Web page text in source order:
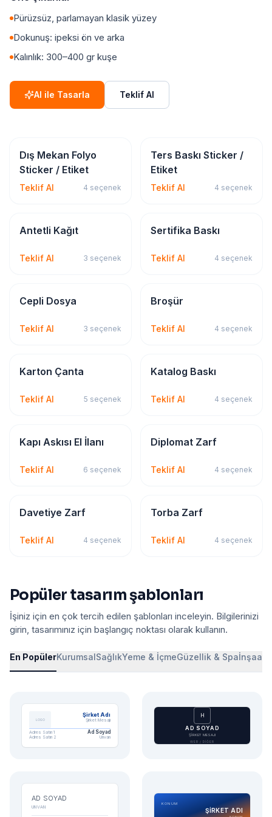
Pürüzsüz, parlamayan klasik yüzey
Dokunuş: ipeksi ön ve arka
Kalınlık: 300–400 gr kuşe
AI ile Tasarla Teklif Al
Sticker & Etiket
Dış Mekan Folyo
Sticker / Etiket
Teklif Al 4 seçenek
Sticker & Etiket
Ters Baskı Sticker /
Etiket
Teklif Al 4 seçenek
Kırtasiye & Matbu
Antetli Kağıt
Teklif Al 3 seçenek
Kırtasiye & Matbu
Sertifika Baskı
Teklif Al 4 seçenek
Kırtasiye & Matbu
Cepli Dosya
Teklif Al 3 seçenek
Kırtasiye & Matbu
Broşür
Teklif Al 4 seçenek
Tekstil Baskı
Karton Çanta
Teklif Al 5 seçenek
Kırtasiye & Matbu
Katalog Baskı
Teklif Al 4 seçenek
Kırtasiye & Matbu
Kapı Askısı El İlanı
Teklif Al 6 seçenek
Kırtasiye & Matbu
Diplomat Zarf
Teklif Al 4 seçenek
Kırtasiye & Matbu
Davetiye Zarf
Teklif Al 4 seçenek
Kırtasiye & Matbu
Torba Zarf
Teklif Al 4 seçenek
Popüler tasarım şablonları
İşiniz için en çok tercih edilen şablonları inceleyin. Bilgilerinizi
girin, tasarımınız için başlangıç noktası olarak kullanın.
En PopülerKurumsalSağlıkYeme & İçmeGüzellik & Spaİnşaat
LOGO
Şirket Adı
Şirket Mesajı
Adres Satırı 1
Adres Satırı 2
Ad Soyad
Unvan
H
AD SOYAD
ŞİRKET MESAJI
WEB / DİĞER
AD SOYAD
UNVAN
KONUM
ŞİRKET ADI